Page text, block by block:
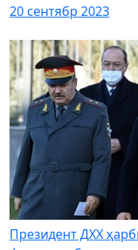
20 сентябр 2023
Президент ДХХ